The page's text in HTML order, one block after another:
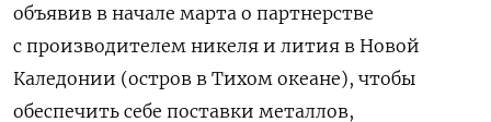
объявив в начале марта о партнерстве
с производителем никеля и лития в Новой
Каледонии (остров в Тихом океане), чтобы
обеспечить себе поставки металлов,